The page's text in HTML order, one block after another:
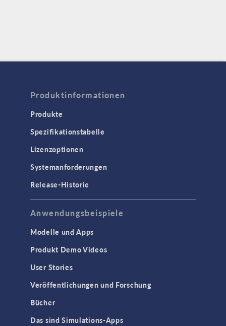
Produktinformationen
Produkte
Spezifikationstabelle
Lizenzoptionen
Systemanforderungen
Release-Historie
Anwendungsbeispiele
Modelle und Apps
Produkt Demo Videos
User Stories
Veröffentlichungen und Forschung
Bücher
Das sind Simulations-Apps